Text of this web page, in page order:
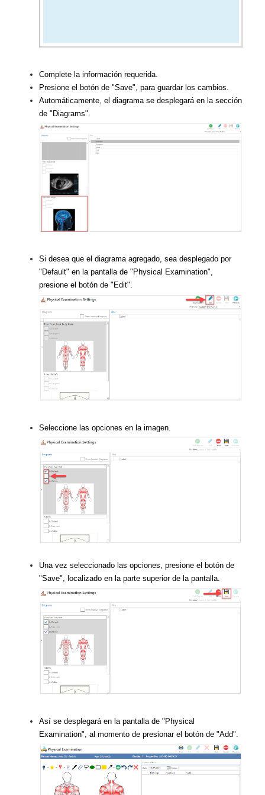
Complete la información requerida.
Presione el botón de "Save", para guardar los cambios.
Automáticamente, el diagrama se desplegará en la sección
de "Diagrams".
Si desea que el diagrama agregado, sea desplegado por
"Default" en la pantalla de "Physical Examination",
presione el botón de "Edit".
Seleccione las opciones en la imagen.
Una vez seleccionado las opciones, presione el botón de
"Save", localizado en la parte superior de la pantalla.
Así se desplegará en la pantalla de "Physical
Examination", al momento de presionar el botón de "Add".